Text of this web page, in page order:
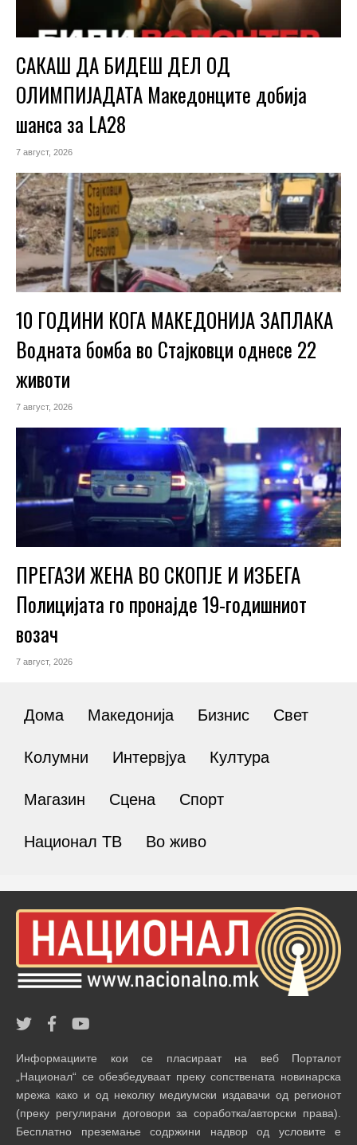
САКАШ ДА БИДЕШ ДЕЛ ОД
ОЛИМПИЈАДАТА Македонците добија
шанса за LA28
7 август, 2026
10 ГОДИНИ КОГА МАКЕДОНИЈА ЗАПЛАКА
Водната бомба во Стајковци однесе 22
животи
7 август, 2026
ПРЕГАЗИ ЖЕНА ВО СКОПЈЕ И ИЗБЕГА
Полицијата го пронајде 19-годишниот
возач
7 август, 2026
Дома Македонија Бизнис Свет
Колумни Интервјуа Култура
Магазин Сцена Спорт
Национал ТВ Во живо
Информациите кои се пласираат на веб Порталот
„Национал“ се обезбедуваат преку сопствената новинарска
мрежа како и од неколку медиумски издавачи од регионот
(преку регулирани договори за соработка/авторски права).
Бесплатно преземање содржини надвор од условите е